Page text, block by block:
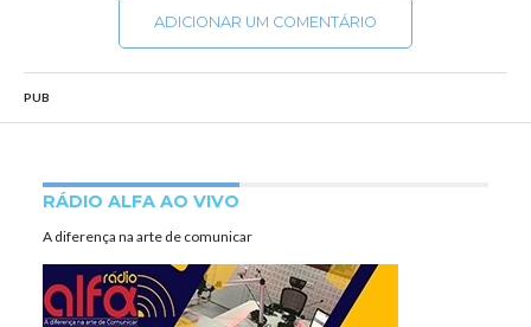
ADICIONAR UM COMENTÁRIO
PUB
RÁDIO ALFA AO VIVO
A diferença na arte de comunicar